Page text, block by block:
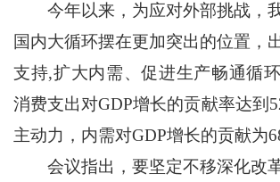
今年以来，为应对外部挑战，
国内大循环摆在更加突出的位置，
支持,扩大内需、促进生产畅通循
消费支出对GDP增长的贡献率达到
主动力，内需对GDP增长的贡献为
会议指出，要坚定不移深化改